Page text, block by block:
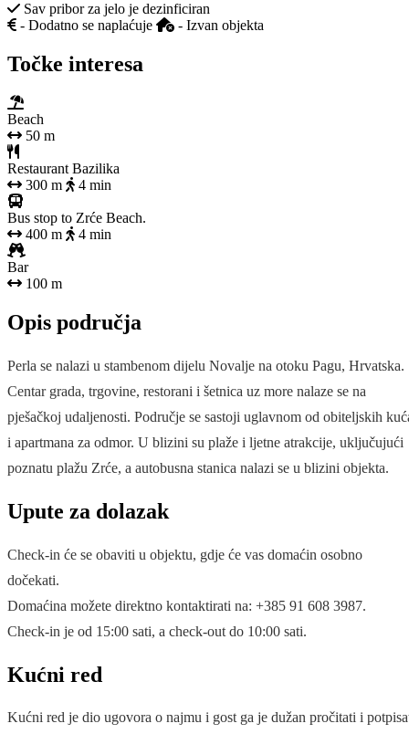
Sav pribor za jelo je dezinficiran
- Dodatno se naplaćuje
- Izvan objekta
Točke interesa
Beach
50 m
Restaurant Bazilika
300 m
4 min
Bus stop to Zrće Beach.
400 m
4 min
Bar
100 m
Opis područja
Perla se nalazi u stambenom dijelu Novalje na otoku Pagu, Hrvatska.
Centar grada, trgovine, restorani i šetnica uz more nalaze se na
pješačkoj udaljenosti. Područje se sastoji uglavnom od obiteljskih
i apartmana za odmor. U blizini su plaže i ljetne atrakcije, uključujući
poznatu plažu Zrće, a autobusna stanica nalazi se u blizini objekta.
Upute za dolazak
Check-in će se obaviti u objektu, gdje će vas domaćin osobno
dočekati.
Domaćina možete direktno kontaktirati na: +385 91 608 3987.
Check-in je od 15:00 sati, a check-out do 10:00 sati.
Kućni red
Kućni red je dio ugovora o najmu i gost ga je dužan pročitati i